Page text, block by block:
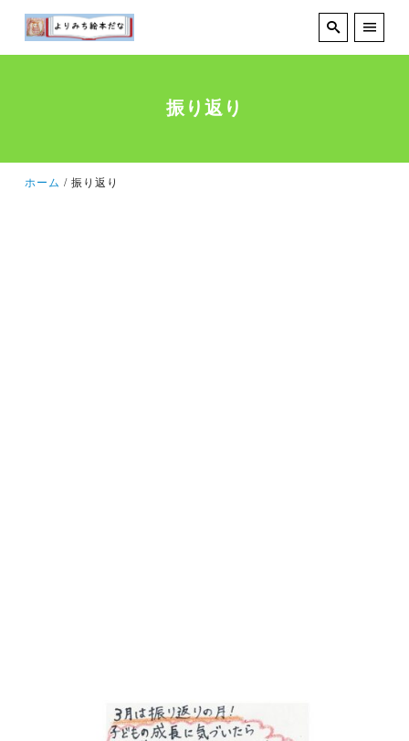
振り返り
ホーム 振り返り